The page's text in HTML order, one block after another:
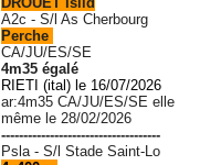
A2c - S/l As Cherbourg
Perche
CA/JU/ES/SE
4m35 égalé
RIETI (ital) le 16/07/2026
ar:4m35 CA/JU/ES/SE elle
même le 28/02/2026
------------------------------------
Psla - S/l Stade Saint-Lo